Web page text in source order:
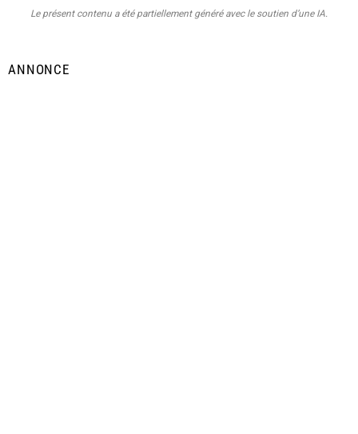
Le présent contenu a été partiellement généré avec le soutien d’une IA.
ANNONCE